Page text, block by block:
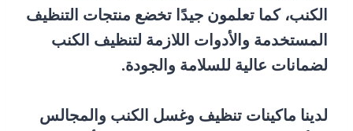
الكنب، كما تعلمون جيدًا تخضع منتجات التنظيف
المستخدمة والأدوات اللازمة لتنظيف الكنب
لضمانات عالية للسلامة والجودة.
لدينا ماكينات تنظيف وغسل الكنب والمجالس